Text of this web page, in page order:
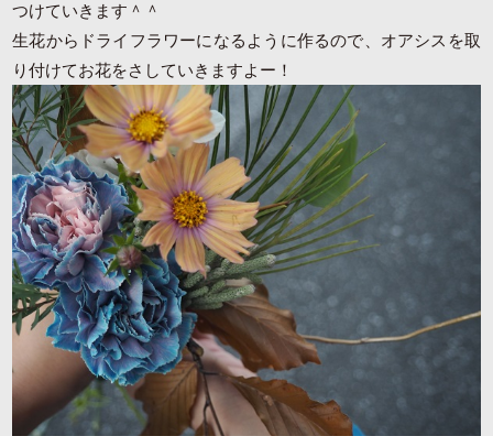
つけていきます＾＾
生花からドライフラワーになるように作るので、オアシスを取
り付けてお花をさしていきますよー！